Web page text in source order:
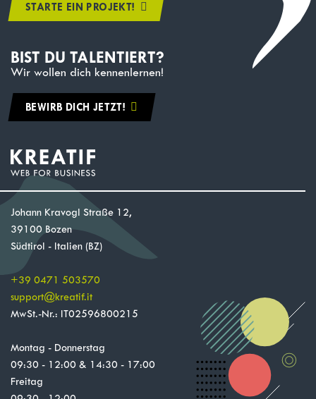
STARTE EIN PROJEKT!
BIST DU TALENTIERT?
Wir wollen dich kennenlernen!
BEWIRB DICH JETZT!
Johann Kravogl Straße 12,
39100 Bozen
Südtirol - Italien (BZ)
+39 0471 503570
support@kreatif.it
MwSt.-Nr.: IT02596800215
Montag - Donnerstag
09:30 - 12:00 & 14:30 - 17:00
Freitag